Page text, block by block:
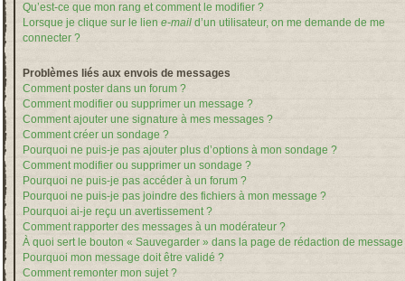
Qu’est-ce que mon rang et comment le modifier ?
Lorsque je clique sur le lien e-mail d’un utilisateur, on me demande de me
connecter ?
Problèmes liés aux envois de messages
Comment poster dans un forum ?
Comment modifier ou supprimer un message ?
Comment ajouter une signature à mes messages ?
Comment créer un sondage ?
Pourquoi ne puis-je pas ajouter plus d’options à mon sondage ?
Comment modifier ou supprimer un sondage ?
Pourquoi ne puis-je pas accéder à un forum ?
Pourquoi ne puis-je pas joindre des fichiers à mon message ?
Pourquoi ai-je reçu un avertissement ?
Comment rapporter des messages à un modérateur ?
À quoi sert le bouton « Sauvegarder » dans la page de rédaction de message
Pourquoi mon message doit être validé ?
Comment remonter mon sujet ?